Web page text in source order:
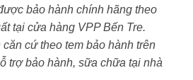
bảo hành chính hãng theo
tại cửa hàng VPP Bến Tre.
cứ theo tem bảo hành trên
trợ bảo hành, sữa chữa tại nhà